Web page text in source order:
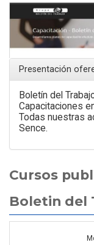
Presentación
Boletín del
Capacitaciones
Todas nuestras
Sence.
Cursos
Boletin del